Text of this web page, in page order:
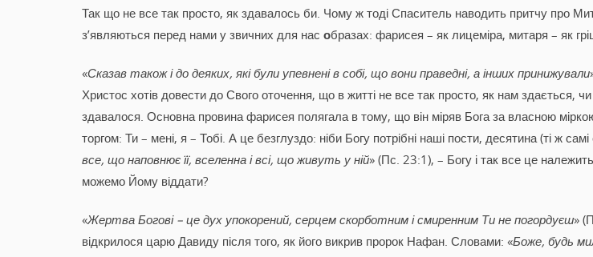
Так що не все так просто, як здавалось би. Чому ж тоді Спаситель наводить притчу про
з’являються перед нами у звичних для нас образах: фарисея – як лицеміра, митаря – як
«Сказав також і до деяких, які були упевнені в собі, що вони праведні, а інших принижували
Христос хотів довести до Свого оточення, що в житті не все так просто, як нам здається,
здавалося. Основна провина фарисея полягала в тому, що він міряв Бога за власною
торгом: Ти – мені, я – Тобі. А це безглуздо: ніби Богу потрібні наші пости, десятина (ті ж самі
все, що наповнює її, вселенна і всі, що живуть у ній» (Пс. 23:1), – Богу і так все це
можемо Йому віддати?
«Жертва Богові – це дух упокорений, серцем скорботним і смиренним Ти не погордуєш»
відкрилося царю Давиду після того, як його викрив пророк Нафан. Словами: «Боже, будь